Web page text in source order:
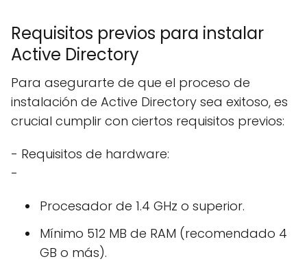
Requisitos previos para instalar
Active Directory
Para asegurarte de que el proceso de
instalación de Active Directory sea exitoso, es
crucial cumplir con ciertos requisitos previos:
- Requisitos de hardware:
-
Procesador de 1.4 GHz o superior.
Mínimo 512 MB de RAM (recomendado 4
GB o más).